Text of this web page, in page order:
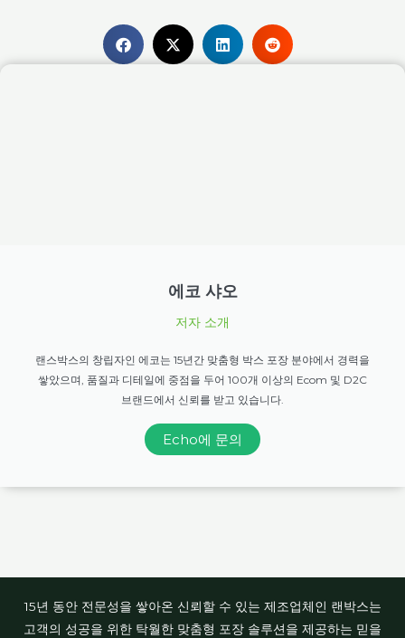
에코 샤오
저자 소개
랜스박스의 창립자인 에코는 15년간 맞춤형 박스 포장 분야에서 경력을
쌓았으며, 품질과 디테일에 중점을 두어 100개 이상의 Ecom 및 D2C
브랜드에서 신뢰를 받고 있습니다.
Echo에 문의
15년 동안 전문성을 쌓아온 신뢰할 수 있는 제조업체인 랜박스는
고객의 성공을 위한 탁월한 맞춤형 포장 솔루션을 제공하는 믿을